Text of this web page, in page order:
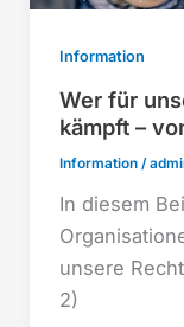
Information
Wer für
kämpft –
Information/
In diesem
unsere
2)